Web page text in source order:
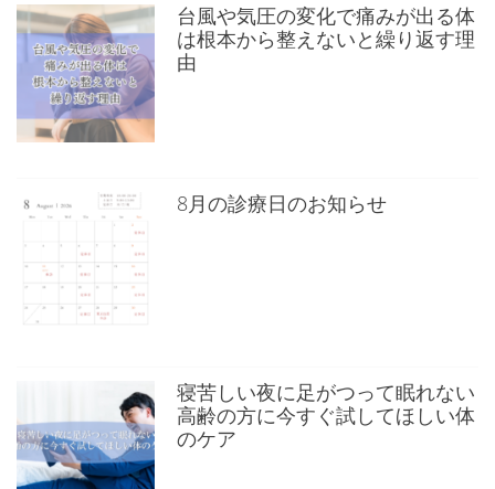
台風や気圧の変化で痛みが出る体
は根本から整えないと繰り返す理
由
8月の診療日のお知らせ
寝苦しい夜に足がつって眠れない
高齢の方に今すぐ試してほしい体
のケア